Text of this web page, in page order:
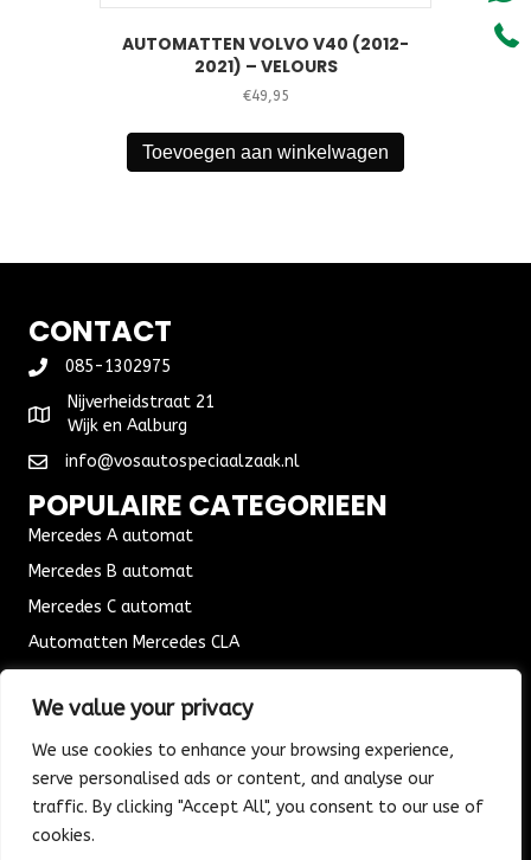
We value your privacy
We use cookies to enhance your browsing experience,
serve personalised ads or content, and analyse our
traffic. By clicking "Accept All", you consent to our use of
cookies.
AUTOMATTEN VOLVO V40 (2012-
2021) – VELOURS
€49,95
Toevoegen aan winkelwagen
CONTACT
085-1302975
Nijverheidstraat 21
Wijk en Aalburg
info@vosautospeciaalzaak.nl
POPULAIRE CATEGORIEEN
Mercedes A automat
Mercedes B automat
Mercedes C automat
Automatten Mercedes CLA
ALGEMENE VOORWAARDEN
Algemene voorwaarden
Verzending & Bezorging
Retouren & Ruilen